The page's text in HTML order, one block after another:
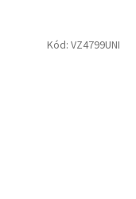
Kód: VZ4799UNI